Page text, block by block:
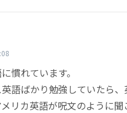
慣れています。
語ばかり勉強していたら
リカ英語が呪文のように聞